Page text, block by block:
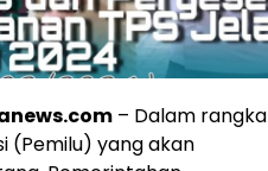
– Dalam rangka
(Pemilu) yang akan